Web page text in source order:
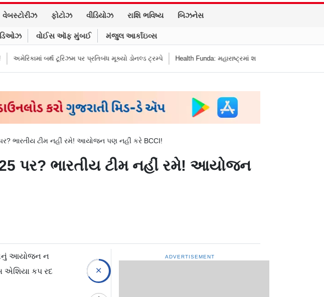
વેબસ્ટોરીઝ ફોટોઝ વીડિયોઝ રાશિ ભવિષ્ય બિઝનેસ
વોઈસ ઑફ મુંબઈ મંજુલ આર્કાઇવ્સ
બર્થ ટૂરિઝમ પર પ્રતિબંધ મૂક્યો ડોનલ્ડ ટ્રમ્પે Health Funda: મહારાષ્ટ્રમાં શાળાની બહાર જંક ફૂડ બૅન!
ભારતીય ટીમ નહીં રમે! આયોજન પણ નહીં કરે BCCI!
પર? ભારતીય ટીમ નહીં રમે! આયોજન
તેનું આયોજન ન
એશિયા કપ રદ
ADVERTISEMENT